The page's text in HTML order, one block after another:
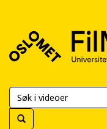
FilMet